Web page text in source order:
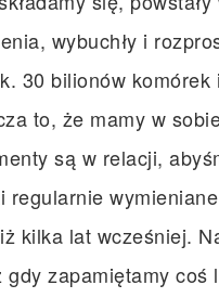
wybuchły i
30 bilionów
to, że mamy w
są w relacji,
regularnie
kilka lat wcześniej.
zapamiętamy